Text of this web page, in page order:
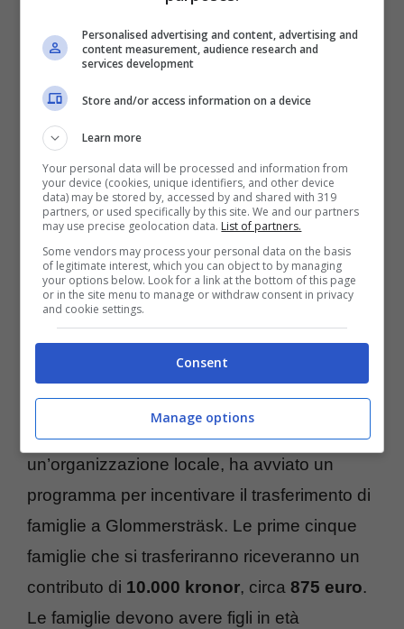
Glommerstrask
Glommersträsk: la sfida di mantenere viva
la comunità
Per contrastare questo trend negativo,
Glommersbygdens Framtid,
un’organizzazione locale, ha avviato un
programma per incentivare il trasferimento di
famiglie a Glommersträsk. Le prime cinque
famiglie che si trasferiranno riceveranno un
contributo di 10.000 kronor, circa 875 euro.
Le famiglie devono avere figli in età
Personalised advertising and content, advertising and
content measurement, audience research and
services development
Store and/or access information on a device
Learn more
Your personal data will be processed and information from
your device (cookies, unique identifiers, and other device
data) may be stored by, accessed by and shared with 319
partners, or used specifically by this site. We and our partners
may use precise geolocation data. List of partners.
Some vendors may process your personal data on the basis
of legitimate interest, which you can object to by managing
your options below. Look for a link at the bottom of this page
or in the site menu to manage or withdraw consent in privacy
and cookie settings.
Consent
Manage options